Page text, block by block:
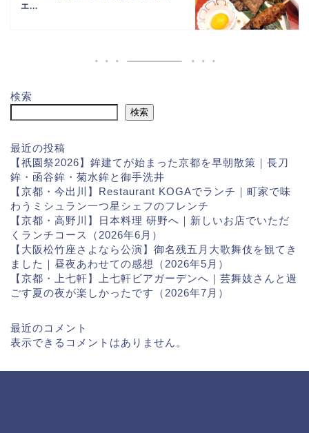
エ...
検索
検索
最近の投稿
【祇園祭2026】鉾建てが始まった京都を早朝散策｜長刀
鉾・函谷鉾・菊水鉾と御手洗井
【京都・今出川】Restaurant KOGAでランチ｜町家で味
わうミシュラン一つ星シェフのフレンチ
【京都・高野川】日本料理 研野へ｜新しいお店でいただ
くランチコース（2026年6月）
【大阪松竹座さよなら公演】御名残五月大歌舞伎を観てき
ました｜昼夜あわせての感想（2026年5月）
【京都・上七軒】上七軒ビアガーデンへ｜芸舞妓さんと過
ごす夏の夜が楽しかったです（2026年7月）
最近のコメント
表示できるコメントはありません。